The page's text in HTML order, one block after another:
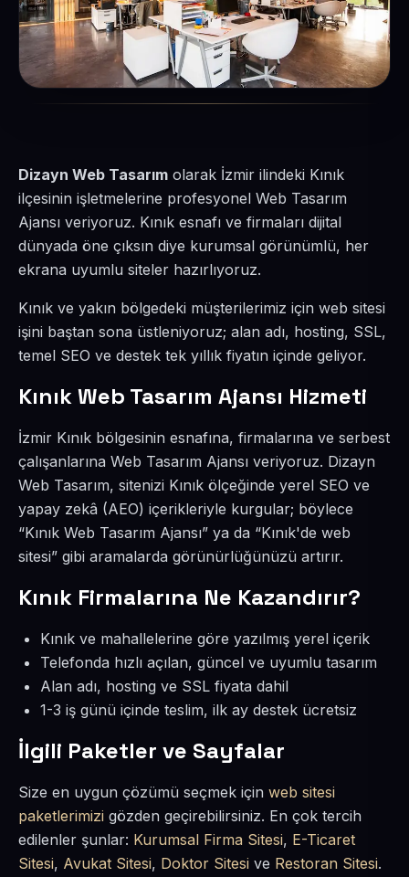
Dizayn Web Tasarım olarak İzmir ilindeki Kınık
ilçesinin işletmelerine profesyonel Web Tasarım
Ajansı veriyoruz. Kınık esnafı ve firmaları dijital
dünyada öne çıksın diye kurumsal görünümlü, her
ekrana uyumlu siteler hazırlıyoruz.
Kınık ve yakın bölgedeki müşterilerimiz için web sitesi
işini baştan sona üstleniyoruz; alan adı, hosting, SSL,
temel SEO ve destek tek yıllık fiyatın içinde geliyor.
Kınık Web Tasarım Ajansı Hizmeti
İzmir Kınık bölgesinin esnafına, firmalarına ve serbest
çalışanlarına Web Tasarım Ajansı veriyoruz. Dizayn
Web Tasarım, sitenizi Kınık ölçeğinde yerel SEO ve
yapay zekâ (AEO) içerikleriyle kurgular; böylece
“Kınık Web Tasarım Ajansı” ya da “Kınık'de web
sitesi” gibi aramalarda görünürlüğünüzü artırır.
Kınık Firmalarına Ne Kazandırır?
Kınık ve mahallelerine göre yazılmış yerel içerik
Telefonda hızlı açılan, güncel ve uyumlu tasarım
Alan adı, hosting ve SSL fiyata dahil
1-3 iş günü içinde teslim, ilk ay destek ücretsiz
İlgili Paketler ve Sayfalar
Size en uygun çözümü seçmek için web sitesi
paketlerimizi gözden geçirebilirsiniz. En çok tercih
edilenler şunlar: Kurumsal Firma Sitesi, E-Ticaret
Sitesi, Avukat Sitesi, Doktor Sitesi ve Restoran Sitesi.